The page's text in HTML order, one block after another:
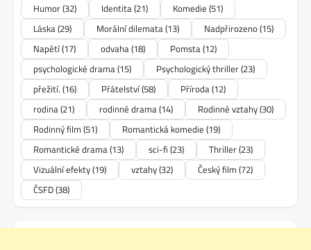
Humor(32) Identita(21) Komedie (51)
Láska(29) Morální dilemata(13) Nadpřirozeno(15)
Napětí(17) odvaha(18) Pomsta(12)
psychologické drama(15) Psychologický thriller(23)
přežití. (16) Přátelství(58) Příroda(12)
rodina(21) rodinné drama(14) Rodinné vztahy(30)
Rodinný film (51) Romantická komedie (19)
Romantické drama(13) sci-fi (23) Thriller(23)
Vizuální efekty(19) vztahy(32) Český film (72)
ČSFD(38)